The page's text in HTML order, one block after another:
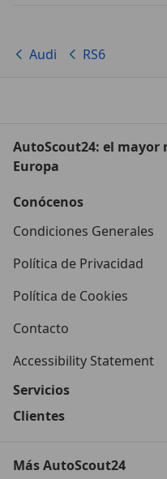
Audi RS6
AutoScout24: el mayor
Europa
Conócenos
Condiciones Generales
Política de Privacidad
Política de Cookies
Contacto
Accessibility Statement
Servicios
Clientes
Más AutoScout24